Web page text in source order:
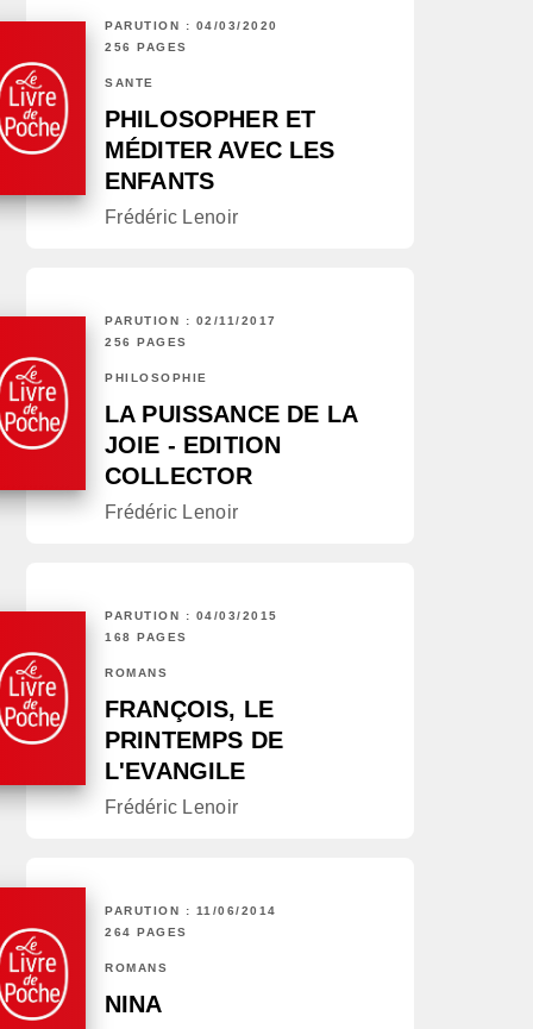
PARUTION : 04/03/2020
256 PAGES
SANTÉ
PHILOSOPHER ET
MÉDITER AVEC LES
ENFANTS
Frédéric Lenoir
PARUTION : 02/11/2017
256 PAGES
PHILOSOPHIE
LA PUISSANCE DE LA
JOIE - EDITION
COLLECTOR
Frédéric Lenoir
PARUTION : 04/03/2015
168 PAGES
ROMANS
FRANÇOIS, LE
PRINTEMPS DE
L'EVANGILE
Frédéric Lenoir
PARUTION : 11/06/2014
264 PAGES
ROMANS
NINA